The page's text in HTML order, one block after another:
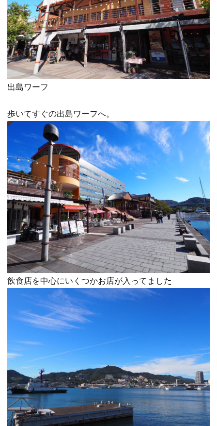
出島ワーフ
歩いてすぐの出島ワーフへ。
飲食店を中心にいくつかお店が入ってました